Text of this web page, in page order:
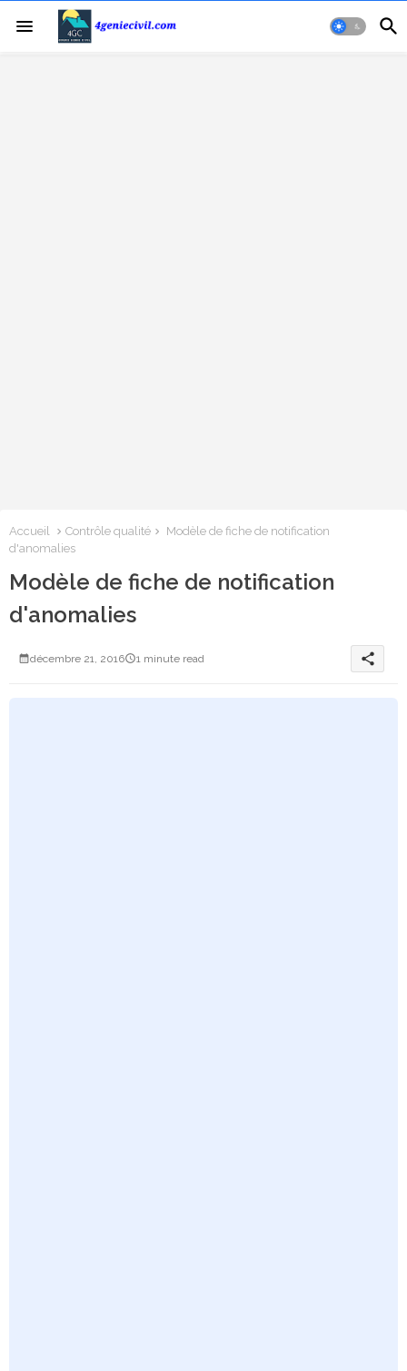
Accueil Contrôle qualité
Modèle de fiche de notification
d'anomalies
Modèle de fiche de notification
d'anomalies
décembre 21, 2016 1 minute read share